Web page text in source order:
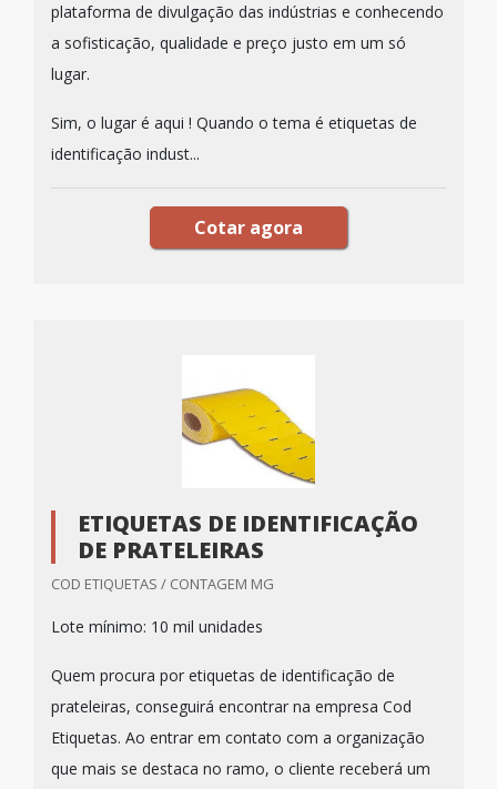
plataforma de divulgação das indústrias e conhecendo
a sofisticação, qualidade e preço justo em um só
lugar.
Sim, o lugar é aqui ! Quando o tema é etiquetas de
identificação indust...
Cotar agora
ETIQUETAS DE IDENTIFICAÇÃO
DE PRATELEIRAS
COD ETIQUETAS / CONTAGEM MG
Lote mínimo: 10 mil unidades
Quem procura por etiquetas de identificação de
prateleiras, conseguirá encontrar na empresa Cod
Etiquetas. Ao entrar em contato com a organização
que mais se destaca no ramo, o cliente receberá um